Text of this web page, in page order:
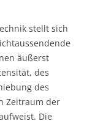
stellt sich
äußerst
des
des
Zeitraum der
Die